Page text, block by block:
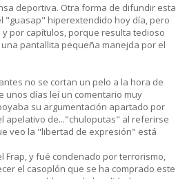
deportiva. Otra forma de difundir esta
"guasap" hiperextendido hoy día, pero
por capítulos, porque resulta tedioso
pantallita pequeña manejda por el
no se cortan un pelo a la hora de
unos días leí un comentario muy
su argumentación apartado por
apelativo de..."chuloputas" al referirse
veo la "libertad de expresión" está
Frap, y fué condenado por terrorismo,
el casoplón que se ha comprado este